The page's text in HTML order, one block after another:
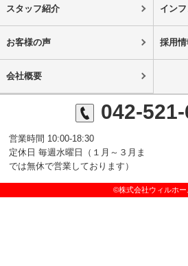
スタッフ紹介 イン
お客様の声 採用情
会社概要
042-
営業時間 10:00-18:30
定休日 毎週水曜日（１月～３月ま
では無休で営業しております）
©株式会社ウィルホー